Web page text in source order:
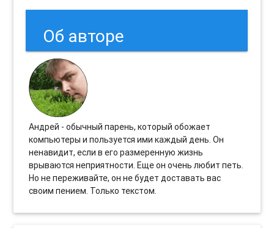
Об авторе
Андрей - обычный парень, который обожает
компьютеры и пользуется ими каждый день. Он
ненавидит, если в его размеренную жизнь
врываются неприятности. Еще он очень любит петь.
Но не переживайте, он не будет доставать вас
своим пением. Только текстом.